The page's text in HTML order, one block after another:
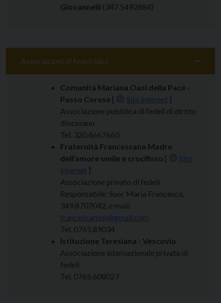
Giovannelli (347.5492884)
Associazioni di fedeli laici
Comunità Mariana Oasi della Pace -
Passo Corese [ Sito internet ]
Associazione pubblica di fedeli di diritto
diocesano
Tel. 320.4667660
Fraternità Francescana Madre
dell'amore umile e crocifisso [
Sito
internet ]
Associazione privato di fedeli
Responsabile: Suor Maria Francesca,
349.8707042, e mail:
francescamrp@gmail.com
Tel. 0765.89034
Istituzione Teresiana - Vescovio
Associazione internazionale privata di
fedeli
Tel. 0765.608027